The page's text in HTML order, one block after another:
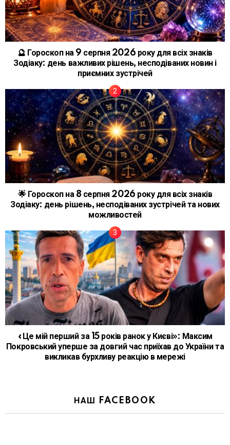
🔮 Гороскоп на 9 серпня 2026 року для всіх знаків
Зодіаку: день важливих рішень, несподіваних новин і
приємних зустрічей
🌟 Гороскоп на 8 серпня 2026 року для всіх знаків
Зодіаку: день рішень, несподіваних зустрічей та нових
можливостей
«Це мій перший за 15 років ранок у Києві»: Максим
Покровський уперше за довгий час приїхав до України та
викликав бурхливу реакцію в мережі
НАШ FACEBOOK